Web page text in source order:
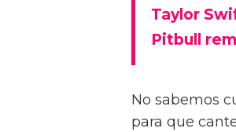
Taylor
Pitbull
No sabemos
para que